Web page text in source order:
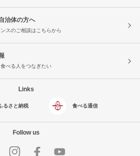
治体の方へ
スのご相談はこちらから
べる人をつなぎたい
Links
るさと納税 食べる通信
Follow us